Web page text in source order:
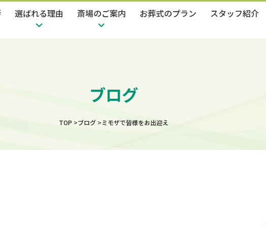
選ばれる理由 斎場のご案内 お葬式のプラン スタッフ紹介
ブログ
TOP ブログ ミモザで皆様をお出迎え